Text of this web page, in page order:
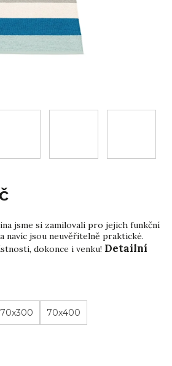
jsme si zamilovali pro jejich funkční
navíc jsou neuvěřitelně praktické.
dokonce i venku! Detailní
70x300 70x400